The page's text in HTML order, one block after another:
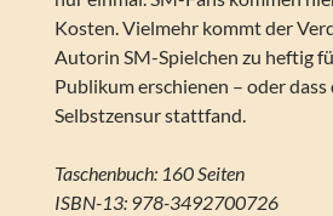
Kosten. Vielmehr kommt der
Autorin SM-Spielchen zu heftig
Publikum erschienen – oder dass
Selbstzensur stattfand.
Taschenbuch: 160 Seiten
ISBN-13: 978-3492700726